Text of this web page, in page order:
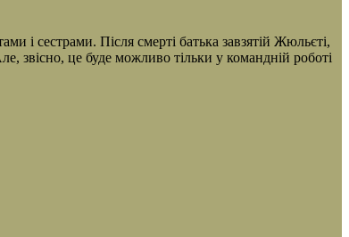
і сестрами. Після смерті батька завзятій Жюльєті,
звісно, це буде можливо тільки у командній роботі